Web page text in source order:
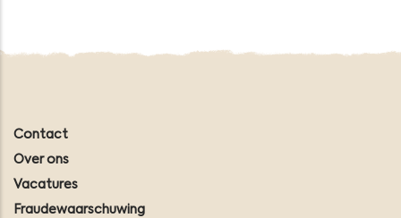
Contact
Over ons
Vacatures
Fraudewaarschuwing